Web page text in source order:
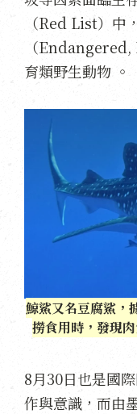
（Red List）中
（Endangered,
育類野生動物 。
鯨鯊又名豆腐鯊，
撈食用時，發現
8月30日也是國
作與意識，而由